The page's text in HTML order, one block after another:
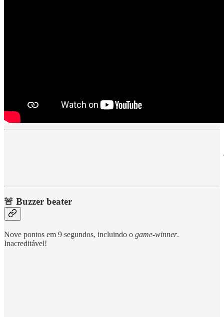
🚨 Buzzer beater
Nove pontos em 9 segundos, incluindo o game-winner.
Inacreditável!